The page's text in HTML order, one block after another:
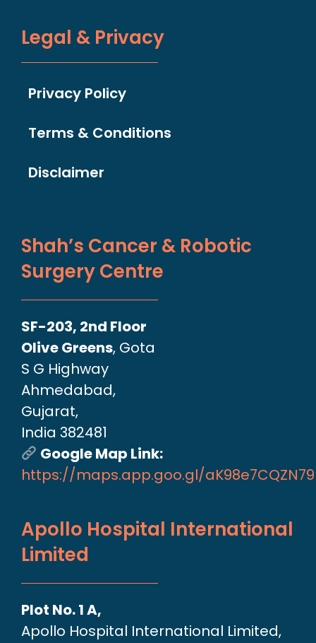
Legal & Privacy
Privacy Policy
Terms & Conditions
Disclaimer
Shah’s Cancer & Robotic
Surgery Centre
SF-203, 2nd Floor
Olive Greens, Gota
S G Highway
Ahmedabad,
Gujarat,
India 382481
Google Map Link:
https://maps.app.goo.gl/
Apollo Hospital International
Limited
Plot No. 1 A,
Apollo Hospital International Limited,